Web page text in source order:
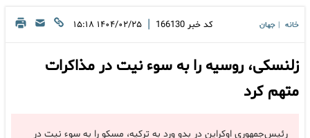
خانه جهان کد خبر 166130
| ۱۴۰۴/۰۲/۲۵ ۱۵:۱۸
زلنسکی، روسیه را به سوء نیت در مذاکرات
متهم کرد
رئیس‌جمهوری اوکراین در بدو ورد به ترکیه، مسکو را به سوء نیت در